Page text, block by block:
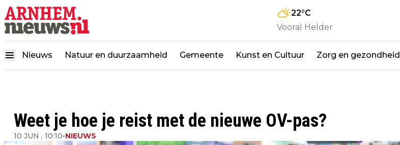
22°C
Vooral Helder
Nieuws Natuur en duurzaamheid Gemeente Kunst en Cultuur Zorg en gezondheid
Weet je hoe je reist met de nieuwe OV-pas?
10 JUN , 10:10•NIEUWS